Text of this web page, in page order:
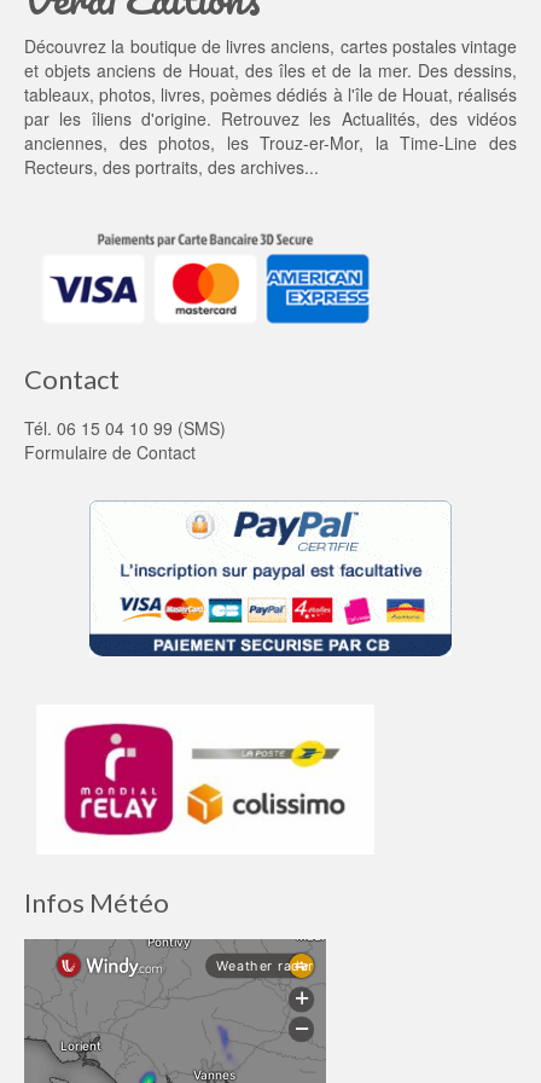
0,
0
0 €.
Découvrez la boutique de livres anciens, cartes postales vintage
et objets anciens de Houat, des îles et de la mer. Des dessins,
tableaux, photos, livres, poèmes dédiés à l'île de Houat, réalisés
par les îliens d'origine. Retrouvez les Actualités, des vidéos
anciennes, desphotos, lesTrouz-er-Mor, laTime-Line des
Recteurs, des portraits, des archives...
Contact
Tél. 06 15 04 10 99 (SMS)
Formulaire de Contact
Infos Météo